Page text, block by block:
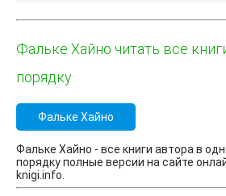
Фальке Хайно читать все
порядку
Фальке Хайно
Фальке Хайно - все книги автора в
порядку полные версии на сайте
knigi.info.